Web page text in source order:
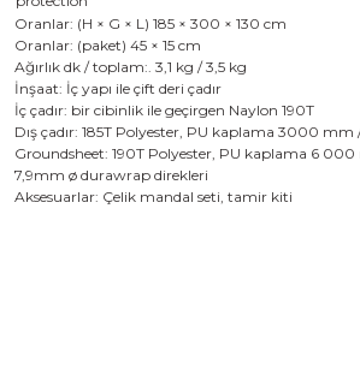
Oranlar: (H × G × L) 185 × 300 × 130 cm
Oranlar: (paket) 45 × 15 cm
Ağırlık dk / toplam:. 3,1 kg / 3,5 kg
İnşaat: İç yapı ile çift deri çadır
İç çadır: bir cibinlik ile geçirgen Naylon 190T
Dış çadır: 185T Polyester, PU kaplama 3000
Groundsheet: 190T Polyester, PU kaplama 6
7,9mm ø durawrap direkleri
Aksesuarlar: Çelik mandal seti, tamir kiti